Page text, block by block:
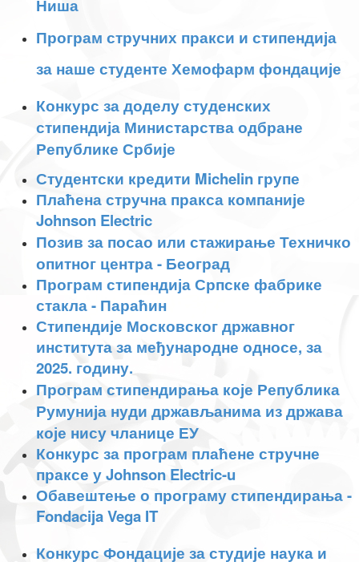
Ниша
Програм стручних пракси и стипендија
за наше студенте Хемофарм фондације
Конкурс за доделу студенских
стипендија Министарства одбране
Републике Србије
Студентски кредити Michelin групе
Плаћена стручна пракса компаније
Johnson Electric
Позив за посао или стажирање Техничко
опитног центра - Београд
Програм стипендија Српске фабрике
стакла - Параћин
Стипендије Московског државног
института за међународне односе, за
2025. годину.
Програм стипендирања које Република
Румунија нуди држављанима из држава
које нису чланице ЕУ
Конкурс за програм плаћене стручне
праксе у Johnson Electric-u
Обавештење о програму стипендирања -
Fondacija Vega IT
Конкурс Фондације за студије наука и